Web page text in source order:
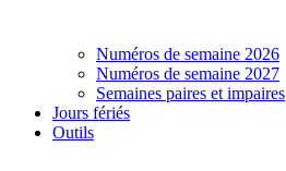
Numéros de semaine 2026
Numéros de semaine 2027
Semaines paires et impaires
Jours fériés
Outils